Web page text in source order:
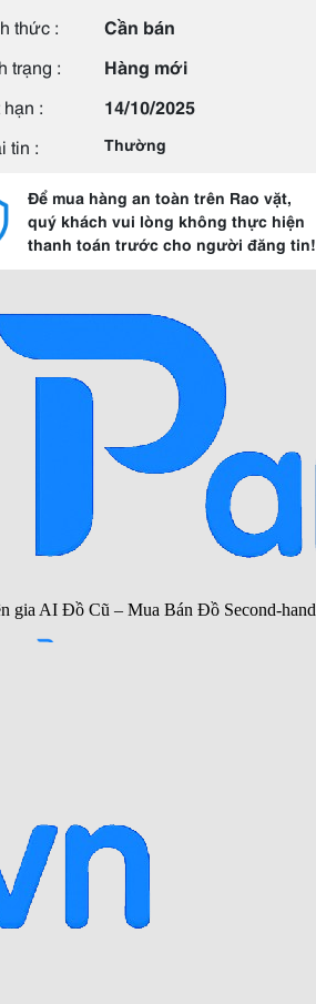
thức :
Cần bán
trạng :
Hàng mới
:
14/10/2025
tin :
Thường
Để mua hàng an toàn trên Rao vặt,
quý khách vui lòng không thực hiện
thanh toán trước cho người đăng tin!